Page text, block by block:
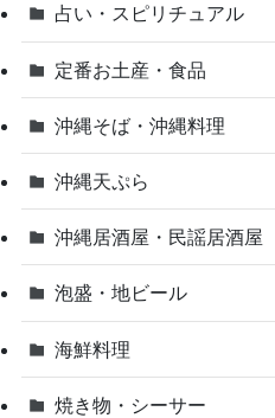
占い・スピリチュアル
定番お土産・食品
沖縄そば・沖縄料理
沖縄天ぷら
沖縄居酒屋・民謡居酒屋
泡盛・地ビール
海鮮料理
焼き物・シーサー